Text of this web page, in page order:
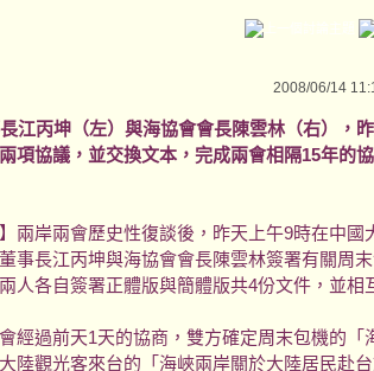
2008/06/14
江丙坤（左）與海協會會長陳雲林（右），
項協議，並交換文本，完成兩會相隔15年的
】兩岸兩會歷史性復談後，昨天上午9時在中國
事長江丙坤與海協會會長陳雲林簽署有關周
人各自簽署正體版與簡體版共4份文件，並相
經過前天1天的協商，雙方確定周末包機的「
陸觀光客來台的「海峽兩岸關於大陸居民赴